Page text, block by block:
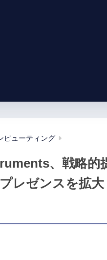
ピューティング
、戦略的
レゼンスを拡大